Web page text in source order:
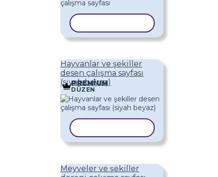
Hayvanlar ve şekiller
desen çalışma sayfası
(siyah beyaz)
PREMIUM
DÜZEN
Meyveler ve şekiller